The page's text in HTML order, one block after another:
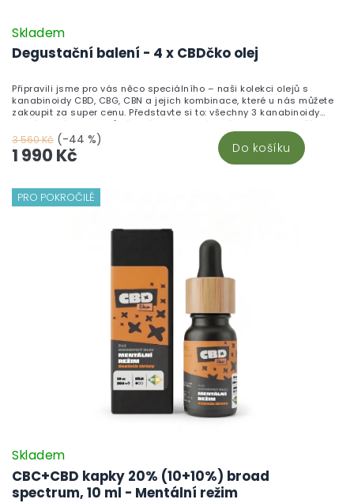
Degustační balení - 4 x CBDčko olej
Skladem
3 560 Kč (-44 %)
1 990 Kč Do košíku
Připravili jsme pro vás něco speciálního – naši kolekci olejů s
kanabinoidy CBD, CBG, CBN a jejich kombinace, které u nás můžete
zakoupit za super cenu. Představte si to: všechny 3 kanabinoidy
namíchané do 4 olejů přesně tak, aby Vám přinesly ty nejlepší
účinky. V jednom ideálním balení na sdílení s rodinou nebo přáteli.
Užijte si relax, klid a uvolnění s CBD, buďte bystřejší a povzbuďte
chuť k jídlu, díky CBG a s parťákem CBN si vytvořte hluboký spánek
neváhejte a objevte tuhle chuťovou explozi na našem webu nebo
přímo v sekci oleje. Užijte si výhody všech kanabinoidů naplno a
PRO POKROČILÉ
CBC+CBD kapky 20% (10+10%) broad
spectrum, 10 ml - Mentální režim
Skladem